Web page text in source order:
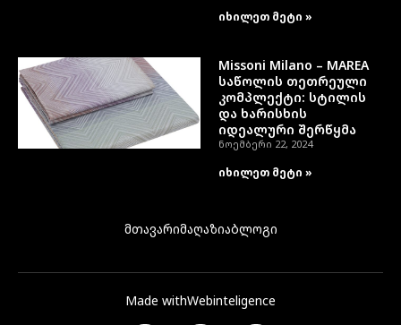
იხილეთ მეტი »
Missoni Milano – MAREA
საწოლის თეთრეული
კომპლექტი: სტილის
და ხარისხის
იდეალური შერწყმა
ნოემბერი 22, 2024
იხილეთ მეტი »
მთავარიმაღაზიაბლოგი
Made withWebinteligence